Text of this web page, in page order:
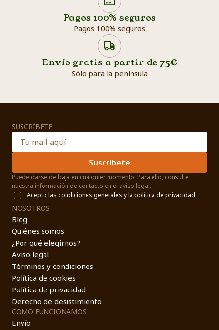
Pagos 100% seguros
Pagos 100% seguros
Envío gratis a partir de 75€
Sólo para la península
SUSCRÍBETE
Suscríbete
Puede darse de baja en cualquier momento. Para ello, consulte
nuestra información de contacto en el aviso legal.
Acepto las condiciones generales y la política de privacidad
NOSOTROS
Blog
Quiénes somos
¿Por qué elegirnos?
Aviso legal
Términos y condiciones
Política de cookies
Política de privacidad
Derecho de desistimiento
COMO FUNCIONAMOS
Envío